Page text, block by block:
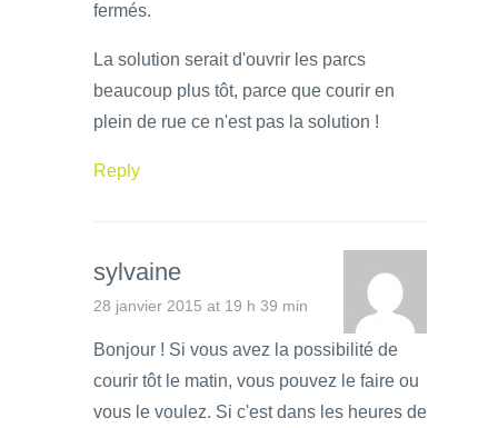
fermés.
La solution serait d'ouvrir les parcs
beaucoup plus tôt, parce que courir en
plein de rue ce n'est pas la solution !
Reply
sylvaine
28 janvier 2015 at 19 h 39 min
Bonjour ! Si vous avez la possibilité de
courir tôt le matin, vous pouvez le faire ou
vous le voulez. Si c'est dans les heures de